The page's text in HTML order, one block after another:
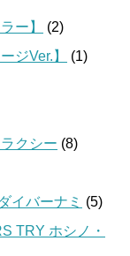
ー】
(2)
ジVer.】
(1)
クシー (8)
イバーナミ (5)
TRY ホシノ・